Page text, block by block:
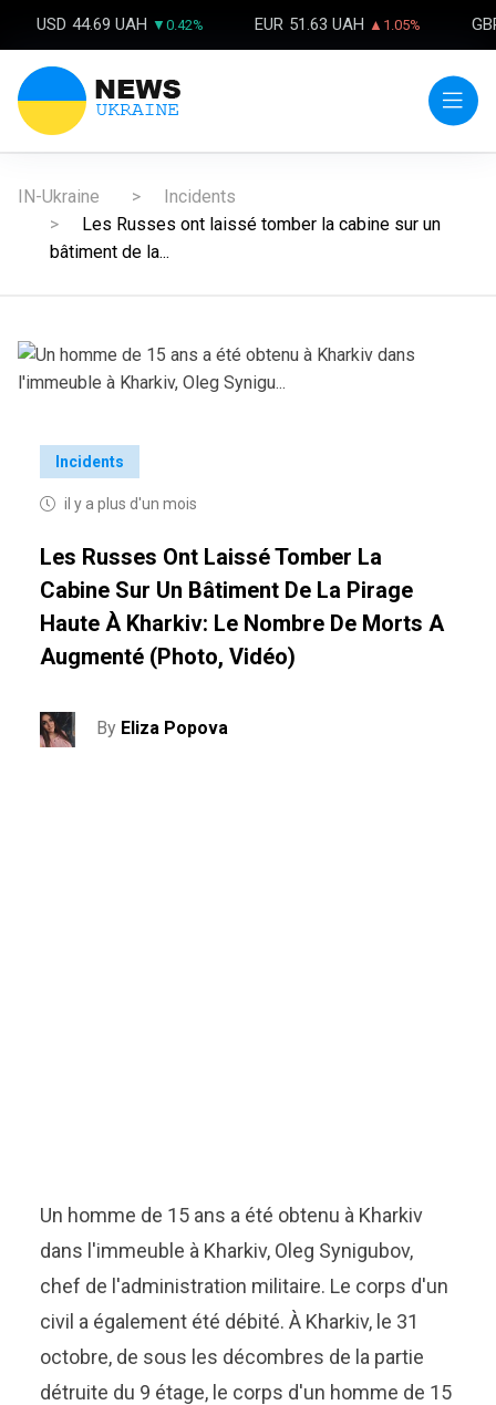
USD 44.69 UAH ▼0.42% EUR 51.63 UAH ▲1.05%
IN-Ukraine
Incidents
Les Russes ont laissé tomber la cabine sur un
bâtiment de la...
Incidents
il y a plus d'un mois
Les Russes Ont Laissé Tomber La
Cabine Sur Un Bâtiment De La Pirage
Haute À Kharkiv: Le Nombre De Morts A
Augmenté (photo, Vidéo)
By Eliza Popova
Un homme de 15 ans a été obtenu à Kharkiv
dans l'immeuble à Kharkiv, Oleg Synigubov,
chef de l'administration militaire. Le corps d'un
civil a également été débité. À Kharkiv, le 31
octobre, de sous les décombres de la partie
détruite du 9 étage, le corps d'un homme de 15